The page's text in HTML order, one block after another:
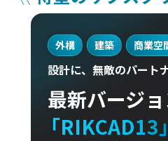
外構 建築 商業空
設計に、無敵のパート
最新バージ
「RIKCAD13」